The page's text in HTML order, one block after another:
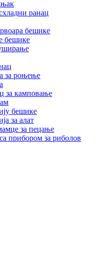
ранац
бешике
бешике
за роњење
за камповање
бешике
за алат
за пецање
прибором за риболов